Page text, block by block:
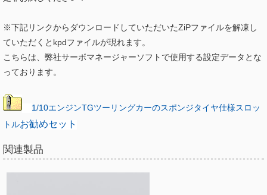
※下記リンクからダウンロードしていただいたZiPファイルを解凍し
ていただくとkpdファイルが現れます。
こちらは、弊社サーボマネージャーソフトで使用する設定データとな
っております。
1/10エンジンTGツーリングカーのスポンジタイヤ仕様スロッ
トルお勧めセット
関連製品